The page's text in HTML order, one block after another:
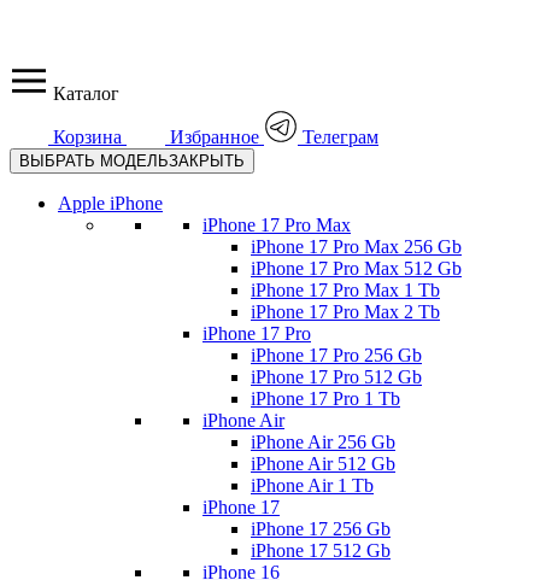
Каталог
Корзина Избранное Телеграм
ВЫБРАТЬ МОДЕЛЬЗАКРЫТЬ
Apple iPhone
iPhone 17 Pro Max
iPhone 17 Pro Max 256 Gb
iPhone 17 Pro Max 512 Gb
iPhone 17 Pro Max 1 Tb
iPhone 17 Pro Max 2 Tb
iPhone 17 Pro
iPhone 17 Pro 256 Gb
iPhone 17 Pro 512 Gb
iPhone 17 Pro 1 Tb
iPhone Air
iPhone Air 256 Gb
iPhone Air 512 Gb
iPhone Air 1 Tb
iPhone 17
iPhone 17 256 Gb
iPhone 17 512 Gb
iPhone 16